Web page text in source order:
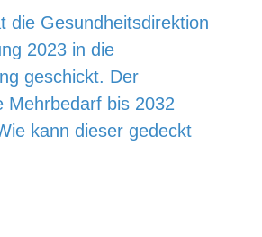
die Gesundheitsdirektion
2023 in die
geschickt. Der
Mehrbedarf bis 2032
kann dieser gedeckt